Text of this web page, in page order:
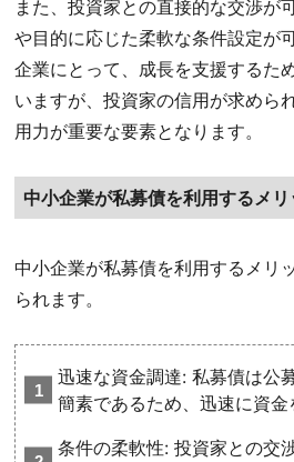
また、投資家との直接的な交渉が
や目的に応じた柔軟な条件設定が
企業にとって、成長を支援するた
いますが、投資家の信用が求めら
用力が重要な要素となります。
中小企業が私募債を利用するメリ
中小企業が私募債を利用するメリ
られます。
迅速な資金調達: 私募債は公
簡素であるため、迅速に資金
条件の柔軟性: 投資家との交